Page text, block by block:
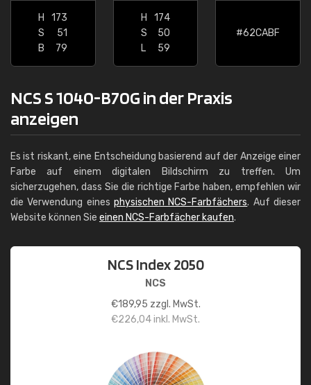
H
173
S
51
B
79
H
174
S
50
L
59
#62CABF
NCS S 1040-B70G in der Praxis
anzeigen
Es ist riskant, eine Entscheidung basierend auf der Anzeige einer
Farbe auf einem digitalen Bildschirm zu treffen. Um
sicherzugehen, dass Sie die richtige Farbe haben, empfehlen wir
die Verwendung eines physischen NCS-Farbfächers. Auf dieser
Website können Sie einen NCS-Farbfächer kaufen.
NCS Index 2050
NCS
€189,95 zzgl. MwSt.
€226,04inkl. MwSt.